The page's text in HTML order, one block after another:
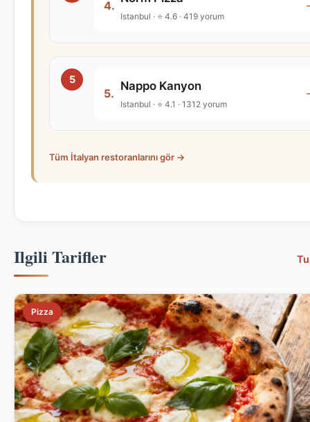
4.
Istanbul · ⭐ 4.6 · 419 yorum
5.
Nappo Kanyon
Istanbul · ⭐ 4.1 · 1312 yorum
Tüm İtalyan restoranlarını gör →
Ilgili Tarifler
Pizza